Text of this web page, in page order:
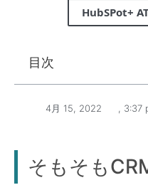
HubSPot+
目次
4月 15, 2022 , 3:37
そもそも